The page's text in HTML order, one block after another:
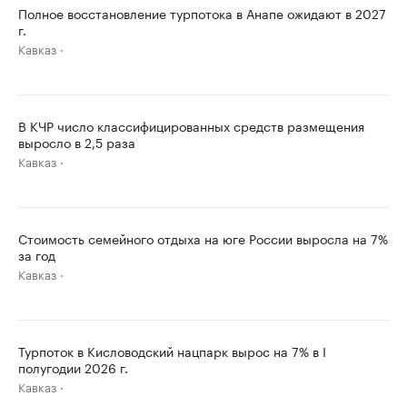
Полное восстановление турпотока в Анапе ожидают в 2027
г.
Кавказ
В КЧР число классифицированных средств размещения
выросло в 2,5 раза
Кавказ
Стоимость семейного отдыха на юге России выросла на 7%
за год
Кавказ
Турпоток в Кисловодский нацпарк вырос на 7% в I
полугодии 2026 г.
Кавказ